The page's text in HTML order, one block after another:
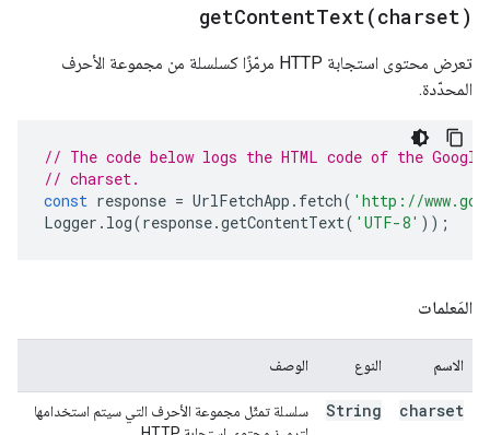
getContentText(charset)
تعرض محتوى استجابة HTTP مرمّزًا كسلسلة من مجموعة الأحرف
المحدّدة.
// The code below logs the HTML code of the
// charset.
const response = UrlFetchApp . fetch( 'http://
Logger . log(response.getContentText( 'UTF-8' ));
المَعلمات
الاسم النوع الوصف
charset
String
سلسلة تمثّل مجموعة الأحرف التي سيتم استخدامها